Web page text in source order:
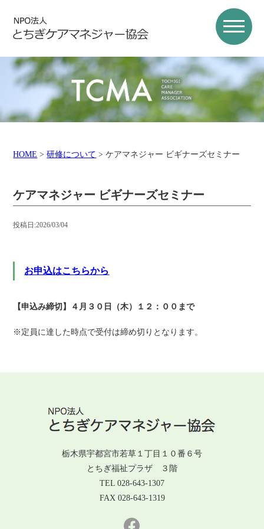
HOME >研修について >ケアマネジャー ビギナーズセミナー
ケアマネジャー ビギナーズセミナー
投稿日:2026/03/04
お申込はこちらから
【申込み締切】４月３０日（木）１２：００まで
※定員に達した時点で受付は締め切りとなります。
栃木県宇都宮市若草１丁目１０番６号
とちぎ福祉プラザ ３階
TEL 028-643-1307
FAX 028-643-1319